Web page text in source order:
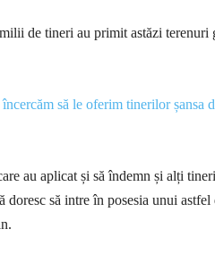
de tineri au primit astăzi terenuri
încercăm să le oferim tinerilor șansa
au aplicat și să îndemn și alți tineri
să intre în posesia unui astfel